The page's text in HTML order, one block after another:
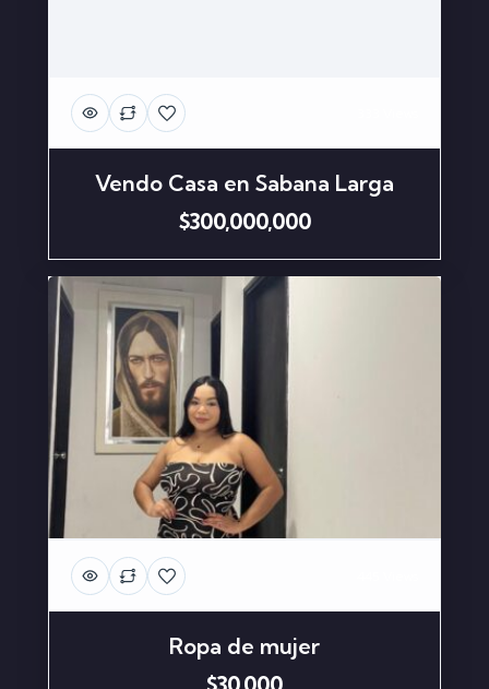
Vendo Casa en Sabana Larga
$300,000,000
Ropa de mujer